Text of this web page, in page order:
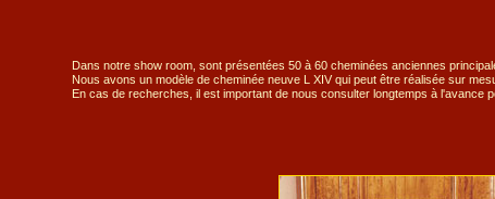
Dans notre show room, sont présentées 50 à 60 cheminées anciennes
Nous avons un modèle de cheminée neuve L XIV qui peut être réalisée sur
En cas de recherches, il est important de nous consulter longtemps à l'avance